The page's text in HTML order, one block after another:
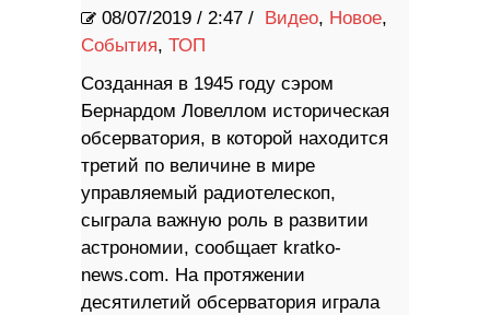
08/07/2019 / 2:47 / Видео, Новое,
События, ТОП
Созданная в 1945 году сэром
Бернардом Ловеллом историческая
обсерватория, в которой находится
третий по величине в мире
управляемый радиотелескоп,
сыграла важную роль в развитии
астрономии, сообщает kratko-
news.com. На протяжении
десятилетий обсерватория играла